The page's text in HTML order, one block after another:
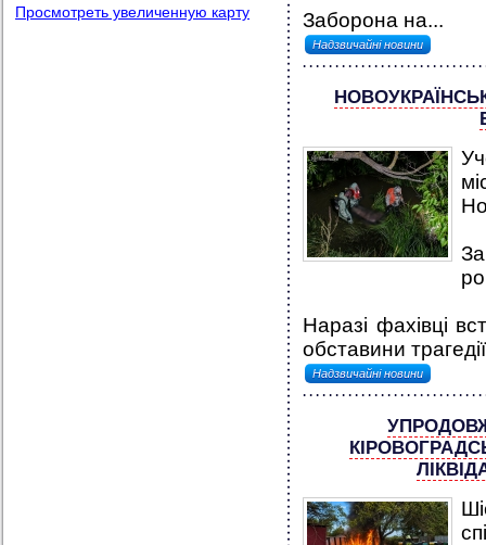
Просмотреть увеличенную карту Заборона на...
Надзвичайні новини
Наразі фахівці
обставини
Надзвичайні новини